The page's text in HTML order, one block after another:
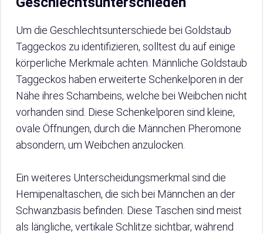
Um die Geschlechtsunterschiede bei Goldstaub
Taggeckos zu identifizieren, solltest du auf einige
körperliche Merkmale achten. Männliche Goldstaub
Taggeckos haben erweiterte Schenkelporen in der
Nähe ihres Schambeins, welche bei Weibchen nicht
vorhanden sind. Diese Schenkelporen sind kleine,
ovale Öffnungen, durch die Männchen Pheromone
absondern, um Weibchen anzulocken.
Ein weiteres Unterscheidungsmerkmal sind die
Hemipenaltaschen, die sich bei Männchen an der
Schwanzbasis befinden. Diese Taschen sind meist
als längliche, vertikale Schlitze sichtbar, während